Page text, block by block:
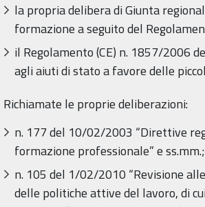
la propria delibera di Giunta
formazione a seguito del
il Regolamento (CE) n. 1857/2006
agli aiuti di stato a favore delle
Richiamate le proprie deliberazioni:
n. 177 del 10/02/2003 “Direttive
formazione professionale” e ss.mm.;
n. 105 del 1/02/2010 “Revisione
delle politiche attive del lavoro, di